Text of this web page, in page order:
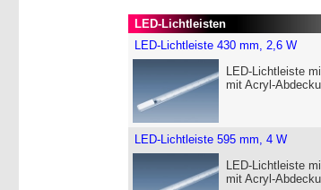
LED-Lichtleisten
LED-Lichtleiste 430 mm, 2,6 W
LED-Lichtleiste
mit Acryl-
LED-Lichtleiste 595 mm, 4 W
LED-Lichtleiste
mit Acryl-